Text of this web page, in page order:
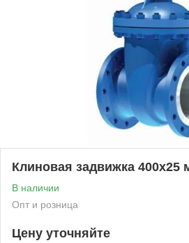
Клиновая задвижка 400x25
В наличии
Опт и розница
Цену уточняйте